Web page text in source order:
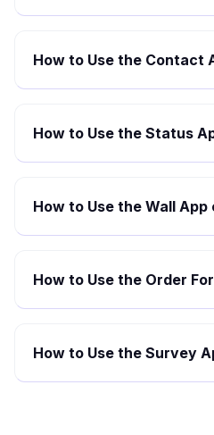
How to Use the Contact
How to Use the Status
How to Use the Wall App
How to Use the Order
How to Use the Survey